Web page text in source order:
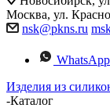
Москва, ул.
nsk@pkns.ru
WhatsApp
Изделия из
-Каталог